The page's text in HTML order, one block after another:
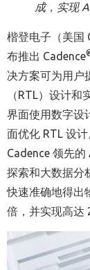
成，实现
楷登电子（美国
布推出 Cadence
决方案可为用户
（RTL）设计
界面使用数字设
面优化 RTL 设
Cadence 领先
探索和大数据分
快速准确地得出
倍，并实现高达